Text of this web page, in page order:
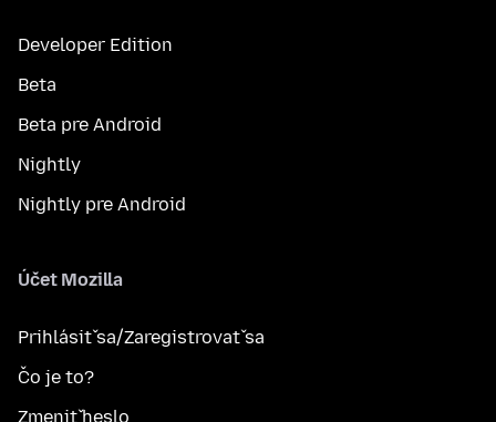
Developer Edition
Beta
Beta pre Android
Nightly
Nightly pre Android
Účet Mozilla
Prihlásiť sa/Zaregistrovať sa
Čo je to?
Zmeniť heslo